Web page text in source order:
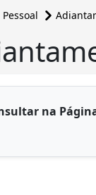
Pessoal
na